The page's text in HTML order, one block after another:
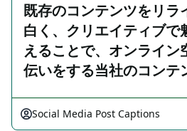
既存のコンテンツをリラ
白く、クリエイティブで
えることで、オンライン
伝いをする当社のコンテ
Social Media Post Captions